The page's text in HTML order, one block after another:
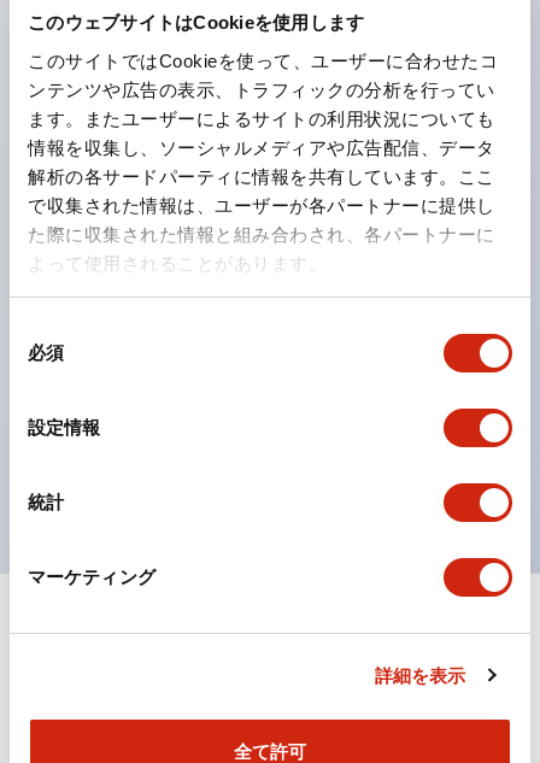
このウェブサイトはCookieを使用します
このサイトではCookieを使って、ユーザーに合わせたコ
ンテンツや広告の表示、トラフィックの分析を行ってい
ます。またユーザーによるサイトの利用状況についても
情報を収集し、ソーシャルメディアや広告配信、データ
解析の各サードパーティに情報を共有しています。ここ
で収集された情報は、ユーザーが各パートナーに提供し
た際に収集された情報と組み合わされ、各パートナーに
よって使用されることがあります。
必須
設定情報
統計
マーケティング
詳細を表示
全て許可
護構造：IP65。（ただし2点押ボタンスイッチは
IP40）
2つの独立した動作の押ボタンスイッチと表示灯の3つ
の機能を1つのスイッチで可能にした2点押ボタンスイッ
チも完備。
ワールドワイドなニーズに対応する各種電圧を完備。
1つで6色の役をこなすLED球（LSRD球）。これまで色
ごとに分かれていたLED球を、1色のLED球で各色を表
現できるようにしました。
カラーユニバーサルデザインに対応。表示灯（角平形）
の点灯/消灯の認識および、点灯時のランプ色の識別が
対応。
ISO 3864-4安全色に対応。危険時や緊急事態時の色表
現がより明確・鮮明で、より多くの方が識別可能に。
ドキュメントとファイル